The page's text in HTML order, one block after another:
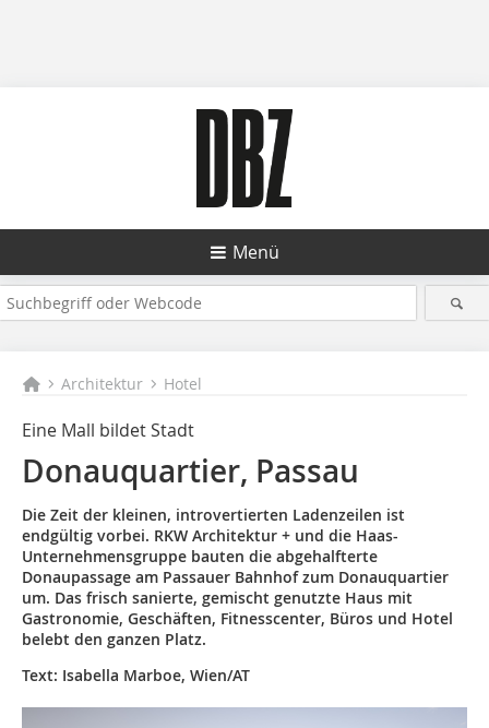
Menü
Architektur Hotel
Eine Mall bildet Stadt
Donauquartier, Passau
Die Zeit der kleinen, introvertierten Ladenzeilen ist
endgültig vorbei. RKW Architektur + und die Haas-
Unternehmensgruppe bauten die abgehalfterte
Donaupassage am Passauer Bahnhof zum Donauquartier
um. Das frisch sanierte, gemischt genutzte Haus mit
Gastronomie, Geschäften, Fitnesscenter, Büros und Hotel
belebt den ganzen Platz.
Text: Isabella Marboe, Wien/AT